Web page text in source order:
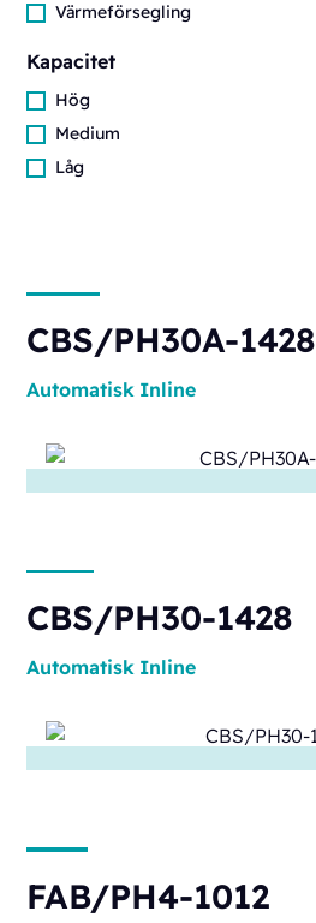
Värmeförsegling
Kapacitet
Hög
Medium
Låg
CBS/PH30A-1428
Automatisk Inline
CBS/PH30-1428
Automatisk Inline
FAB/PH4-1012